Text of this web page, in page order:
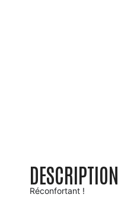
DESCRIPTION
Réconfortant !